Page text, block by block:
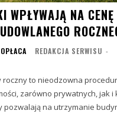
WPŁYWAJĄ NA CENĘ
REDAKCJA SERWISU -
roczny to nieodzowna
zarówno prywatnych, jak i
pozwalają na utrzymanie